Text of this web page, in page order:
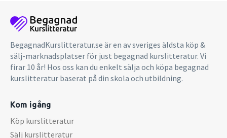
BegagnadKurslitteratur.se är en av sveriges äldsta köp &
sälj-marknadsplatser för just begagnad kurslitteratur. Vi
firar 10 år! Hos oss kan du enkelt sälja och köpa begagnad
kurslitteratur baserat på din skola och utbildning.
Kom igång
Köp kurslitteratur
Sälj kurslitteratur